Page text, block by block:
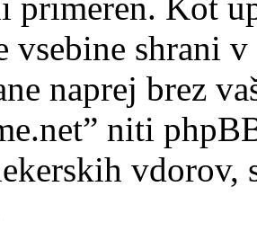
primeren. Kot
vsebine shrani
naprej brez
niti